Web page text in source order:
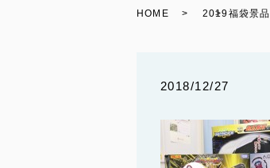
HOME 2019福袋景品
2018/12/27